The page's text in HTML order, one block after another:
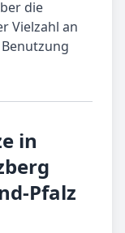
die
Vielzahl an
in
Pfalz